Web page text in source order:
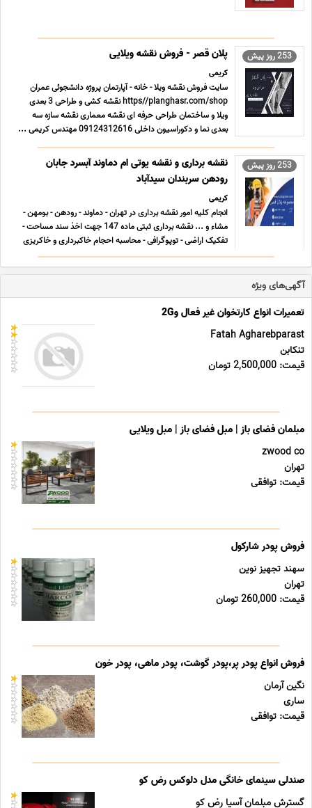
253 روز پیش پلان قصر - فروش نقشه ویلایی
کریمی
سایت فروش نقشه ویلا - خانه - آپارتمان پروژه دانشجوئی عمران
https//planghasr.com/shop نقشه کشی و طراحی 3 بعدی
ویلا و ساختمان طراحی حرفه ای نقشه معماری نقشه سازه سه
بعدی نما و دکوراسیون داخلی 09124312616 مهندس کریمی ...
253 روز پیش
نقشه برداری و نقشه یوتی ام دماوند آبسرد جابان
رودهن سربندان سیدآباد
کریمی
انجام کلیه امور نقشه برداری در تهران - دماوند - رودهن - بومهن -
مشاء و ... نقشه برداری ثبتی ماده 147 جهت اخذ سند مساحت -
تفکیک اراضی - توپوگرافی - محاسبه احجام خاکبرداری و خاکریزی
-محاسبه میگرد آرماتور بندی-نقشه برداری صنعتی -نقشه سایت
پلان کارخانه ها نقشه برای اخذ گواهینامه ایزو ... ...
آگهی‌های ویژه
تعمیرات انواع کارتخوان غیر فعال و2G
Fatah Agharebparast
تنکابن
قیمت: 2,500,000 تومان
مبلمان فضای باز | مبل فضای باز | مبل ویلایی
zwood co
تهران
قیمت: توافقی
فروش پودر شارکول
سهند تجهیز نوین
تهران
قیمت: 260,000 تومان
فروش انواع پودر پر،پودر گوشت، پودر ماهی، پودر خون
نگین آرمان
ساری
قیمت: توافقی
صندلی سینمای خانگی مدل دلوکس رض کو
گسترش مبلمان آسیا رض کو